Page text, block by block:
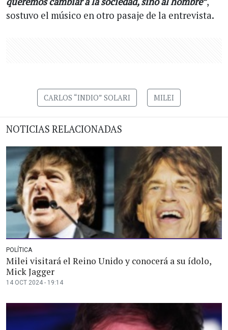
sostuvo el músico en otro pasaje de la entrevista.
CARLOS “INDIO” SOLARI MILEI
NOTICIAS RELACIONADAS
POLÍTICA
Milei visitará el Reino Unido y conocerá a su ídolo,
Mick Jagger
14 OCT 2024 - 19:14